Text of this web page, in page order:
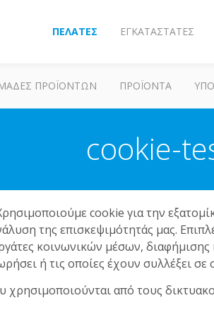
ΠΕΛΆΤΕΣ ΕΓΚΑΤΑΣΤΆΤΕΣ
ΠΡΟΪΌΝΤΩΝ ΠΡΟΪΌΝΤΑ
cookie-
cookie για την
της επισκεψιμότητάς μας.
κοινωνικών μέσων,
ή τις οποίες έχουν συλλέξει
χρησιμοποιούνται από τους